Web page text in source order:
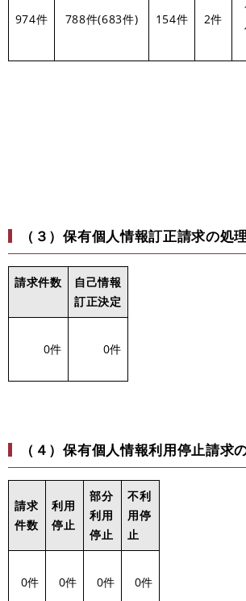
974件 788件(683件) 154件 2件
（３）保有個人情報訂正請求の処
請求件数
自己情報
訂正決定
0件 0件
（４）保有個人情報利用停止請求
請求
件数
利用
停止
部分
利用
停止
不利
用停
止
0件 0件 0件 0件